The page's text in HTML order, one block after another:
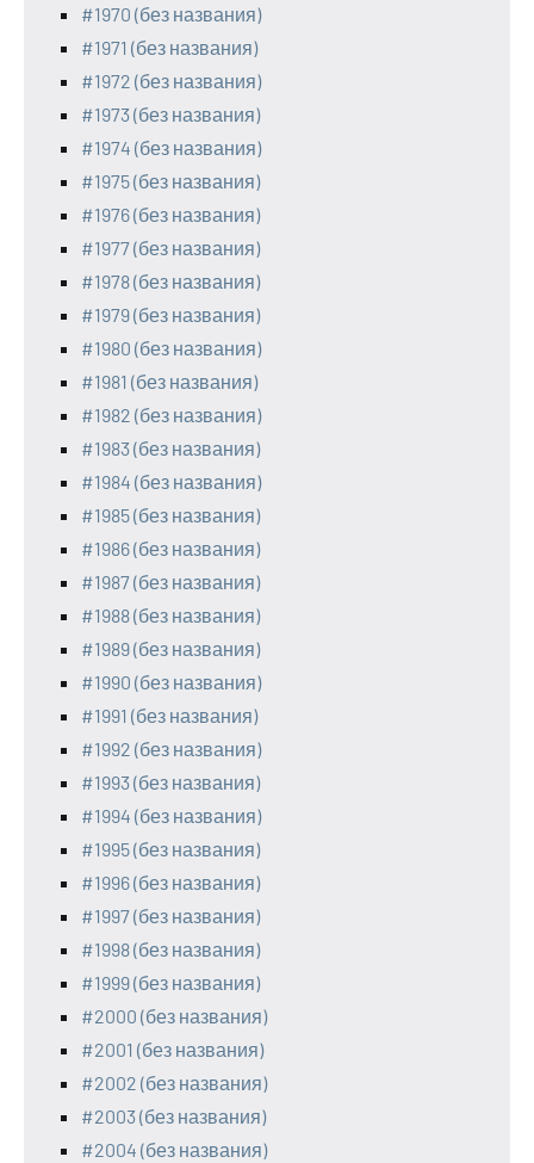
#1970 (без названия)
#1971 (без названия)
#1972 (без названия)
#1973 (без названия)
#1974 (без названия)
#1975 (без названия)
#1976 (без названия)
#1977 (без названия)
#1978 (без названия)
#1979 (без названия)
#1980 (без названия)
#1981 (без названия)
#1982 (без названия)
#1983 (без названия)
#1984 (без названия)
#1985 (без названия)
#1986 (без названия)
#1987 (без названия)
#1988 (без названия)
#1989 (без названия)
#1990 (без названия)
#1991 (без названия)
#1992 (без названия)
#1993 (без названия)
#1994 (без названия)
#1995 (без названия)
#1996 (без названия)
#1997 (без названия)
#1998 (без названия)
#1999 (без названия)
#2000 (без названия)
#2001 (без названия)
#2002 (без названия)
#2003 (без названия)
#2004 (без названия)